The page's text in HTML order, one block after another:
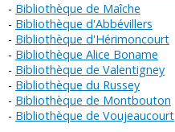
Bibliothèque de Maîche
Bibliothèque d'Abbévillers
Bibliothèque d'Hérimoncourt
Bibliothèque Alice Boname
Bibliothèque de Valentigney
Bibliothèque du Russey
Bibliothèque de Montbouton
Bibliothèque de Voujeaucourt